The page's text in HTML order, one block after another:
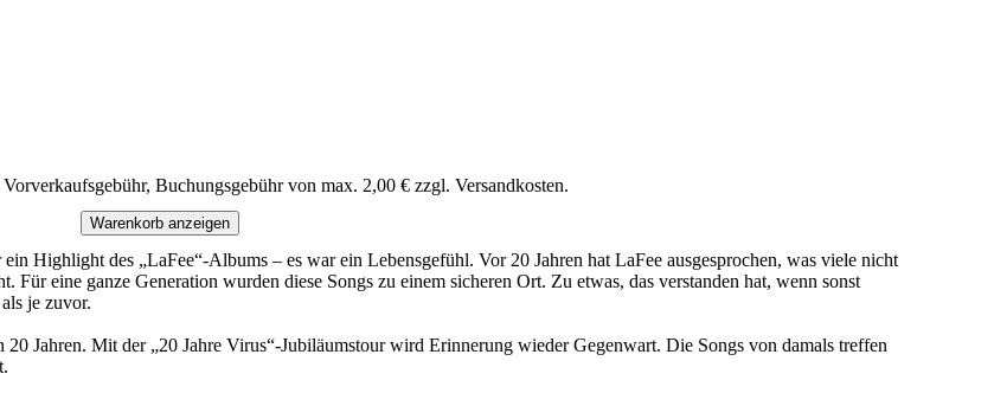
Buchungsgebühr von max. 2,00 € zzgl. Versandkosten.
Warenkorb anzeigen
Highlight des „LaFee“-Albums – es war ein Lebensgefühl. Vor 20 Jahren hat LaFee ausgesprochen, was viele nicht
eine ganze Generation wurden diese Songs zu einem sicheren Ort. Zu etwas, das verstanden hat, wenn sonst
je zuvor.
Jahren. Mit der „20 Jahre Virus“-Jubiläumstour wird Erinnerung wieder Gegenwart. Die Songs von damals treffen